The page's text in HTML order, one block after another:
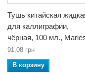
Тушь китайская
для каллиграфии,
чёрная, 100 мл.,
91,08 грн
В корзину